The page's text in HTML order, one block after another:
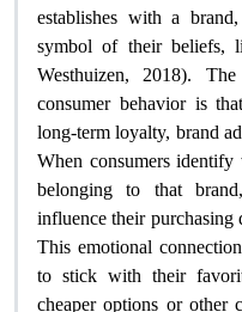
establishes with a
symbol of their beliefs,
Westhuizen, 2018).
consumer behavior is
long-term loyalty, brand
When consumers
belonging to that
influence their
This emotional
to stick with their
cheaper options or other